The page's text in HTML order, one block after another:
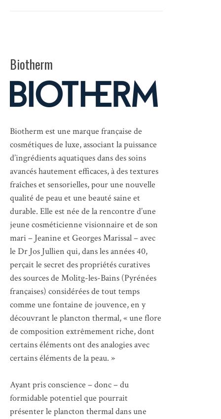
Biotherm
Biotherm est une marque française de
cosmétiques de luxe, associant la puissance
d’ingrédients aquatiques dans des soins
avancés hautement efficaces, à des textures
fraîches et sensorielles, pour une nouvelle
qualité de peau et une beauté saine et
durable. Elle est née de la rencontre d’une
jeune cosméticienne visionnaire et de son
mari – Jeanine et Georges Marissal – avec
le Dr Jos Jullien qui, dans les années 40,
perçait le secret des propriétés curatives
des sources de Molitg-les-Bains (Pyrénées
françaises) considérées de tout temps
comme une fontaine de jouvence, en y
découvrant le plancton thermal, « une flore
de composition extrêmement riche, dont
certains éléments ont des analogies avec
certains éléments de la peau. »
Ayant pris conscience – donc – du
formidable potentiel que pourrait
présenter le plancton thermal dans une